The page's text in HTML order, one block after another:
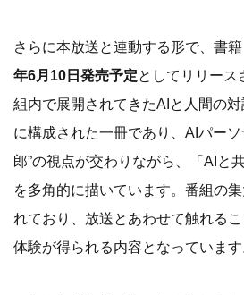
さらに本放送と連動する形で、書
年6月10日発売予定としてリリース
組内で展開されてきたAIと人間の
に構成された一冊であり、AIパーソ
郎”の視点が交わりながら、「AIと
を多角的に描いています。番組の
れており、放送とあわせて触れる
体験が得られる内容となっています